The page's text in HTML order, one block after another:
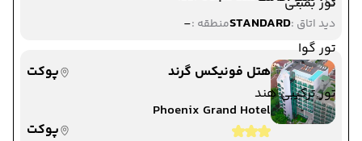
تور گوا
تور ترکیبی هند
دید اتاق :STANDARDمنطقه :-
هتل فونیکس گرند
پوکت
Phoenix Grand Hotel
پوکت